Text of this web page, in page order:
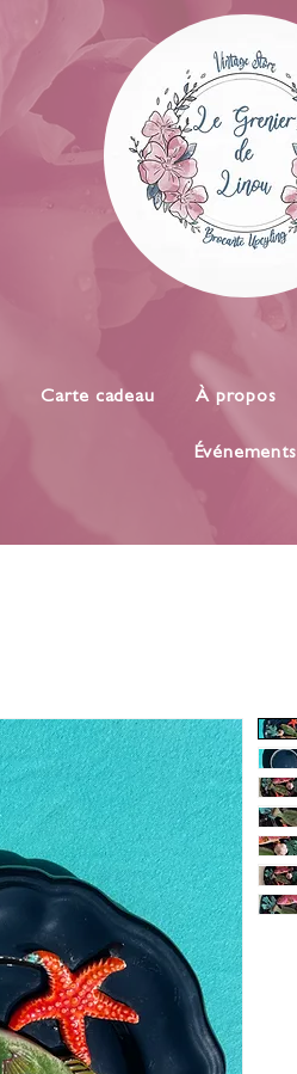
Carte cadeau À propos
Événements